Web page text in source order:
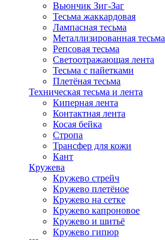
Вьюнчик Зиг-Заг
Тесьма жаккардовая
Лампасная тесьма
Металлизированная тесьма
Репсовая тесьма
Светоотражающая лента
Тесьма с пайетками
Плетёная тесьма
Техническая тесьма и лента
Киперная лента
Контактная лента
Косая бейка
Стропа
Трансфер для кожи
Кант
Кружева
Кружево стрейч
Кружево плетёное
Кружево на сетке
Кружево капроновое
Кружево и шитьё
Кружево гипюр